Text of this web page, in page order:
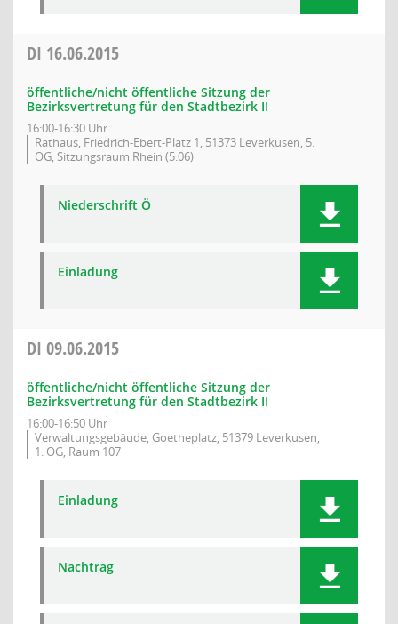
DI 16.06.2015
öffentliche/nicht öffentliche Sitzung der
Bezirksvertretung für den Stadtbezirk II
16:00-16:30 Uhr
Rathaus, Friedrich-Ebert-Platz 1, 51373 Leverkusen, 5.
OG, Sitzungsraum Rhein (5.06)
Niederschrift Ö
Einladung
DI 09.06.2015
öffentliche/nicht öffentliche Sitzung der
Bezirksvertretung für den Stadtbezirk II
16:00-16:50 Uhr
Verwaltungsgebäude, Goetheplatz, 51379 Leverkusen,
1. OG, Raum 107
Einladung
Nachtrag